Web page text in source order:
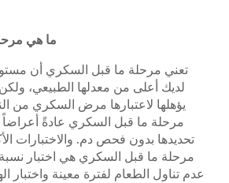
ما هي مرحلة ما قبل السكري؟
قبل السكري أن مستويات السكر في الدم
معدلها الطبيعي، ولكن ليس إلى الحد الذي
مرض السكري من النوع الثاني2. لا تسبب
السكري عادةً أعراضاً ملحوظة، لذا يصعب
دم. والاختبارات الأكثر شيوعاً لتشخيص
هي اختبار نسبة السكر في الدم بعد
لفترة معينة واختبار الهيموجلوبين السكري